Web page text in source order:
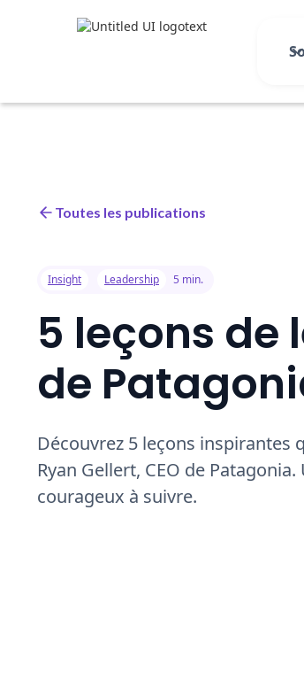
Toutes les publications
Insight Leadership 5 min.
5 leçons de
de
Découvrez 5 leçons
Ryan Gellert, CEO de
courageux à suivre.